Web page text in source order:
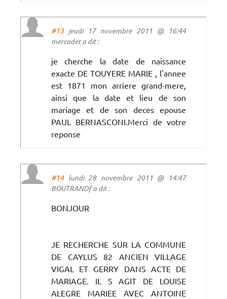
#13 jeudi 17 novembre 2011 @ 16:44
mercadet a dit :
je cherche la date de naissance
exacte DE TOUYERE MARIE , l'annee
est 1871 mon arriere grand-mere,
ainsi que la date et lieu de son
mariage et de son deces epouse
PAUL BERNASCONI.Merci de votre
reponse
#14lundi 28 novembre 2011 @ 14:47
BOUTRANDf a dit :
BONJOUR
JE RECHERCHE SUR LA COMMUNE
DE CAYLUS 82 ANCIEN VILLAGE
VIGAL ET GERRY DANS ACTE DE
MARIAGE. IL S AGIT DE LOUISE
ALEGRE MARIEE AVEC ANTOINE